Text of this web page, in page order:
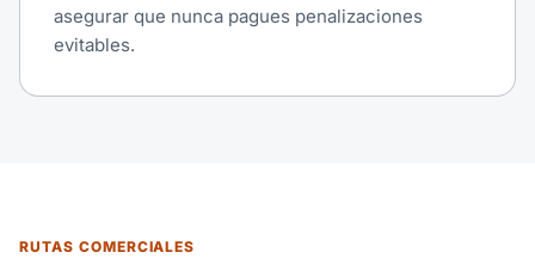
asegurar que nunca pagues penalizaciones
evitables.
RUTAS COMERCIALES